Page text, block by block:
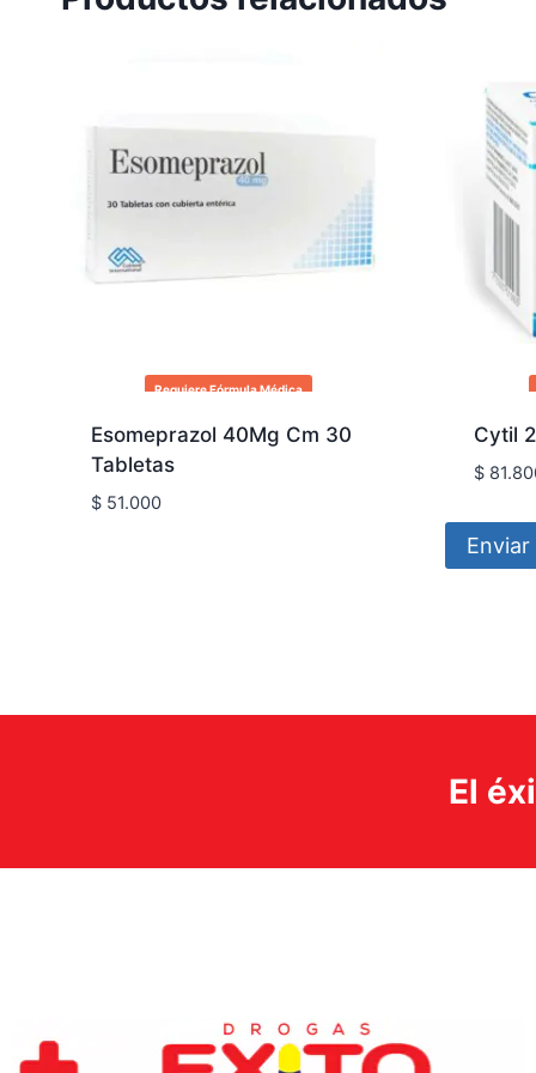
Requiere Fórmula Médica
Esomeprazol 40Mg Cm 30
Tabletas
$51.000
Cytil
$
El